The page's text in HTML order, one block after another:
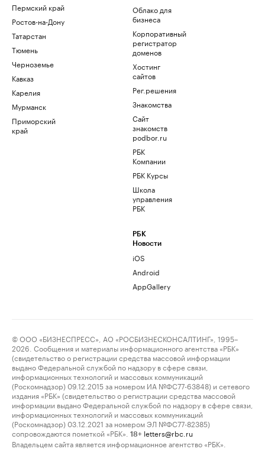
Пермский край
Ростов-на-Дону
Татарстан
Тюмень
Черноземье
Кавказ
Карелия
Мурманск
Приморский
край
Облако для
бизнеса
Корпоративный
регистратор
доменов
Хостинг
сайтов
Рег.решения
Знакомства
Сайт
знакомств
podbor.ru
РБК
Компании
РБК Курсы
Школа
управления
РБК
РБК
Новости
iOS
Android
AppGallery
© ООО «БИЗНЕСПРЕСС», АО «РОСБИЗНЕСКОНСАЛТИНГ», 1995–
2026. Сообщения и материалы информационного агентства «РБК»
(свидетельство о регистрации средства массовой информации
выдано Федеральной службой по надзору в сфере связи,
информационных технологий и массовых коммуникаций
(Роскомнадзор) 09.12.2015 за номером ИА №ФС77-63848) и сетевого
издания «РБК» (свидетельство о регистрации средства массовой
информации выдано Федеральной службой по надзору в сфере связи,
информационных технологий и массовых коммуникаций
(Роскомнадзор) 03.12.2021 за номером ЭЛ №ФС77-82385)
сопровождаются пометкой «РБК».
18+ letters@rbc.ru
Владельцем сайта является информационное агентство «РБК».